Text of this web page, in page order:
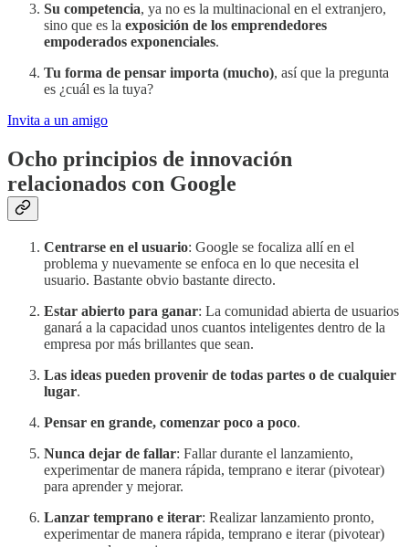
Su competencia, ya no es la multinacional en el extranjero,
sino que es la exposición de los emprendedores
empoderados exponenciales.
Tu forma de pensar importa (mucho), así que la pregunta
es ¿cuál es la tuya?
Invita a un amigo
Ocho principios de innovación
relacionados con Google
Centrarse en el usuario: Google se focaliza allí en el
problema y nuevamente se enfoca en lo que necesita el
usuario. Bastante obvio bastante directo.
Estar abierto para ganar: La comunidad abierta de usuarios
ganará a la capacidad unos cuantos inteligentes dentro de la
empresa por más brillantes que sean.
Las ideas pueden provenir de todas partes o de cualquier
lugar.
Pensar en grande, comenzar poco a poco.
Nunca dejar de fallar: Fallar durante el lanzamiento,
experimentar de manera rápida, temprano e iterar (pivotear)
para aprender y mejorar.
Lanzar temprano e iterar: Realizar lanzamiento pronto,
experimentar de manera rápida, temprano e iterar (pivotear)